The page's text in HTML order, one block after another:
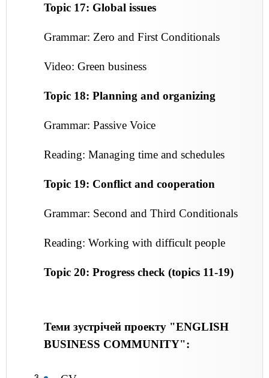
Topic 17: Global issues
Grammar: Zero and First Conditionals
Video: Green business
Topic 18: Planning and organizing
Grammar: Passive Voice
Reading: Managing time and schedules
Topic 19: Conflict and cooperation
Grammar: Second and Third Conditionals
Reading: Working with difficult people
Topic 20: Progress check (topics 11-19)
Теми зустрічей проекту "ENGLISH
BUSINESS COMMUNITY":